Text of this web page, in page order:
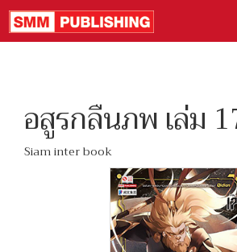
อสูรกลืนภพ เล่ม
Siam inter book